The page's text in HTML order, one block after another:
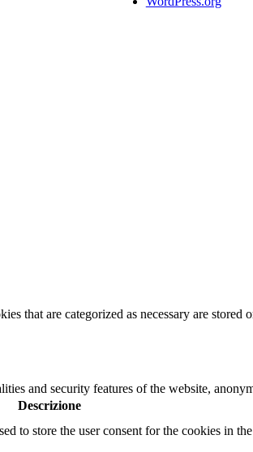
that are categorized as necessary are stored
and security features of the website,
Descrizione
to store the user consent for the cookies in